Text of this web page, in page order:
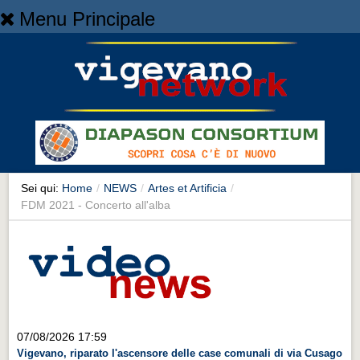
Menu Principale
NEWS
Cronaca
Cronaca
Artes et Artificia
Sport
Territorio
Sei qui: Home / NEWS / Artes et Artificia /
FDM 2021 - Concerto all'alba
07/08/2026 17:59
Vigevano, riparato l'ascensore delle case comunali di via Cusago